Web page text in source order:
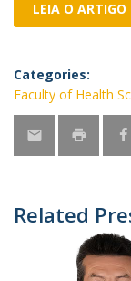
LEIA O
Categories:
Faculty of Health
Related